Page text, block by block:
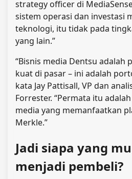
strategy officer di
sistem operasi dan investasi
teknologi, itu tidak pada
yang lain.”
“Bisnis media Dentsu adalah
kuat di pasar – ini adalah
kata Jay Pattisall, VP dan
Forrester. “Permata itu
media yang memanfaatkan
Merkle.”
Jadi siapa yang
menjadi pembeli?